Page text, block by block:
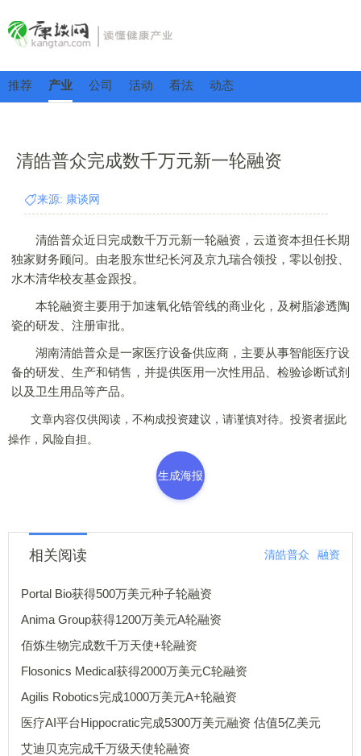
推荐 产业 公司 活动 看法 动态
清皓普众完成数千万元新一轮融资
来源: 康谈网
清皓普众近日完成数千万元新一轮融资，云道资本担任长期
独家财务顾问。由老股东世纪长河及京九瑞合领投，零以创投、
水木清华校友基金跟投。
本轮融资主要用于加速氧化锆管线的商业化，及树脂渗透陶
瓷的研发、注册审批。
湖南清皓普众是一家医疗设备供应商，主要从事智能医疗设
备的研发、生产和销售，并提供医用一次性用品、检验诊断试剂
以及卫生用品等产品。
文章内容仅供阅读，不构成投资建议，请谨慎对待。投资者据此
操作，风险自担。
生成海报
相关阅读 清皓普众 融资
Portal Bio获得500万美元种子轮融资
Anima Group获得1200万美元A轮融资
佰炼生物完成数千万天使+轮融资
Flosonics Medical获得2000万美元C轮融资
Agilis Robotics完成1000万美元A+轮融资
医疗AI平台Hippocratic完成5300万美元融资 估值5亿美元
艾迪贝克完成千万级天使轮融资